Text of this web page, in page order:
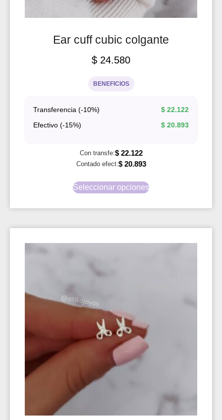
Ear cuff cubic colgante
$ 24.580
BENEFICIOS
Transferencia (-10%) $ 22.122
Efectivo (-15%)
$ 20.893
Con transfe:$22.122
Contado efect:$20.893
Seleccionar opciones